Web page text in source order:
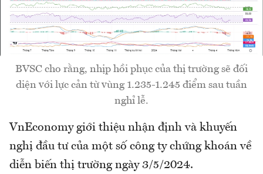
BVSC cho rằng, nhịp hồi phục của thị trường sẽ đối
diện với lực cản từ vùng 1.235-1.245 điểm sau tuần
nghỉ lễ.
VnEconomy giới thiệu nhận định và khuyến
nghị đầu tư của một số công ty chứng khoán về
diễn biến thị trường ngày 3/5/2024.